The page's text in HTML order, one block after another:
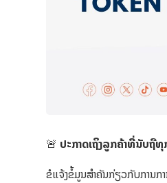
🚨 ປະກາດເຖິງລູກຄ້າທີ່ນັບຖື
ຂໍແຈ້ງຂໍ້ມູນສຳຄັນກ່ຽວກັບການກ